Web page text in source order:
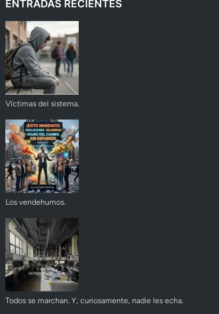
ENTRADAS RECIENTES
Víctimas del sistema.
Los vendehumos.
Todos se marchan. Y, curiosamente, nadie les echa.